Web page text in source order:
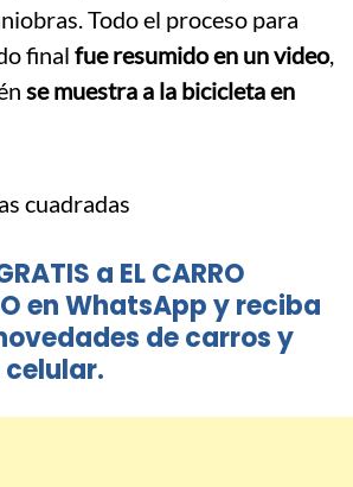
Todo el proceso para
final fue resumido en un video,
se muestra a la bicicleta en
a EL CARRO
en WhatsApp y reciba
de carros y
celular.